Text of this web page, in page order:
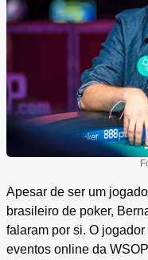
Apesar de ser um
brasileiro de poker,
falaram por si. O
eventos online da